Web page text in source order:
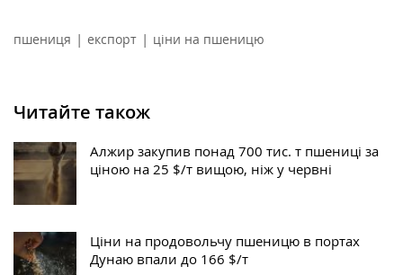
пшениця | експорт | ціни на пшеницю
Читайте також
Алжир закупив понад 700 тис. т пшениці за
ціною на 25 $/т вищою, ніж у червні
Ціни на продовольчу пшеницю в портах
Дунаю впали до 166 $/т